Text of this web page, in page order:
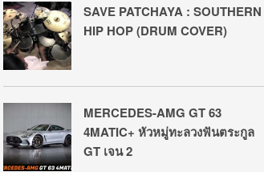
SAVE PATCHAYA : SOUTHERN
HIP HOP (DRUM COVER)
MERCEDES-AMG GT 63
4MATIC+ หัวหมู่ทะลวงฟันตระกูล
GT เจน 2